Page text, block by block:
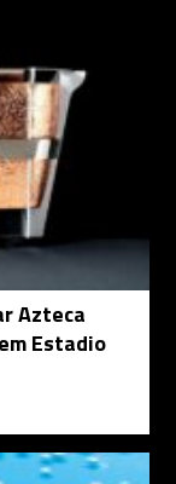
Azteca
Estadio